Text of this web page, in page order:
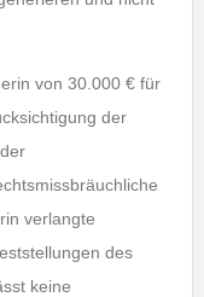
von 30.000 € für
der
verlangte
des
keine